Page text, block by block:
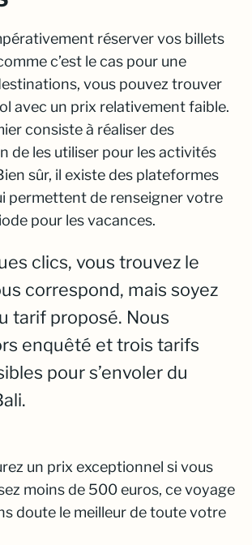
réserver vos billets
c’est le cas pour une
vous pouvez trouver
avec un prix relativement faible.
consiste à réaliser des
de les utiliser pour les activités
sûr, il existe des plateformes
permettent de renseigner votre
pour les vacances.
clics, vous trouvez le
correspond, mais soyez
tarif proposé. Nous
enquêté et trois tarifs
pour s’envoler du
un prix exceptionnel si vous
moins de 500 euros, ce voyage
doute le meilleur de toute votre